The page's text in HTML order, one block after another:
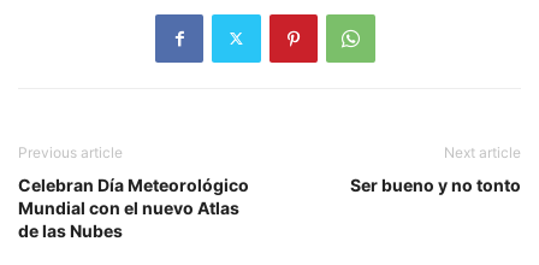
Previous article
Celebran Día Meteorológico
Mundial con el nuevo Atlas
de las Nubes
Next article
Ser bueno y no tonto